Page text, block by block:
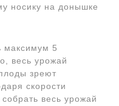
носику на донышке
максимум 5
весь урожай
зреют
скорости
весь урожай